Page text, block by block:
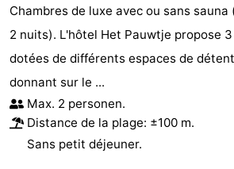
Chambres de luxe avec ou sans
2 nuits). L'hôtel Het Pauwtje propose
dotées de différents espaces de
donnant sur le ...
Max. 2 personen.
Distance de la plage: ±100 m.
Sans petit déjeuner.